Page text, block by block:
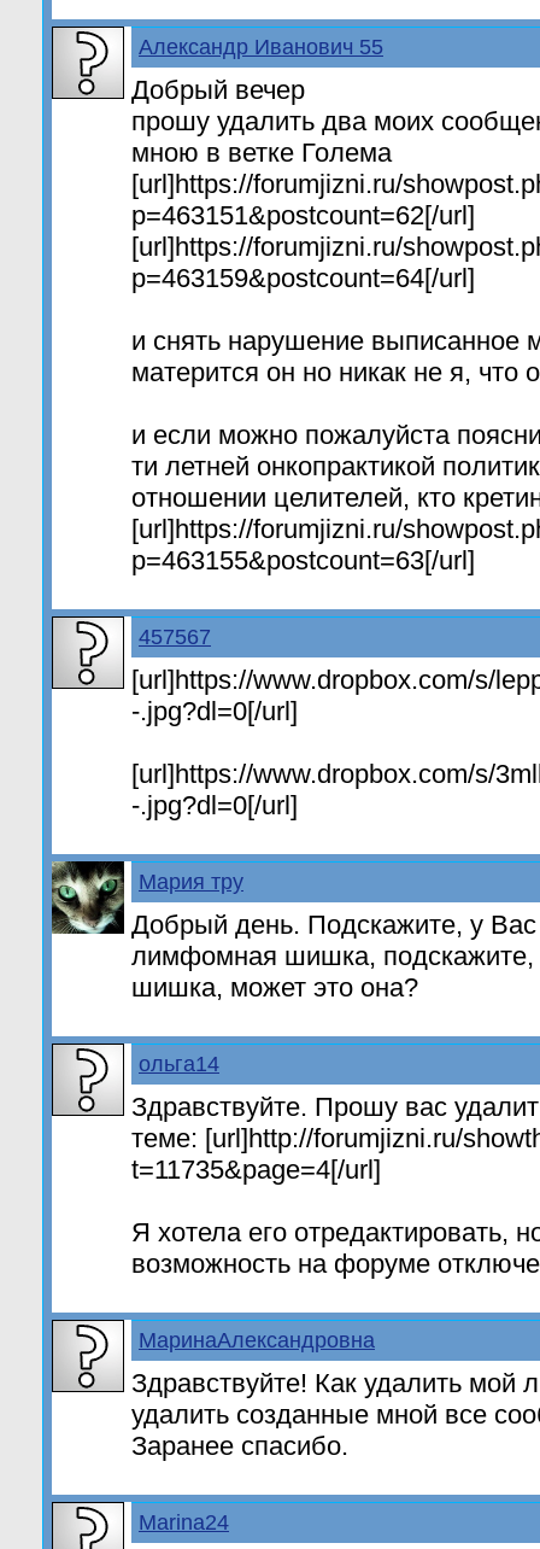
Александр Иванович 55
Добрый вечер
прошу удалить два моих
мною в ветке Голема
[url]https://forumjizni.ru/
p=463151&postcount=62[/url]
[url]https://forumjizni.ru/
p=463159&postcount=64[/url]
и снять нарушение выписанное
матерится он но никак не я, что
и если можно пожалуйста
ти летней онкопрактикой
отношении целителей, кто
[url]https://forumjizni.ru/
p=463155&postcount=63[/url]
457567
[url]https://www.dropbox.com/s/
-.jpg?dl=0[/url]
[url]https://www.dropbox.com/s/
-.jpg?dl=0[/url]
Мария тру
Добрый день. Подскажите, у
лимфомная шишка, подскажите,
шишка, может это она?
ольга14
Здравствуйте. Прошу вас
теме: [url]http://forumjizni.ru/
t=11735&page=4[/url]
Я хотела его отредактировать,
возможность на форуме
МаринаАлександровна
Здравствуйте! Как удалить мой
удалить созданные мной все
Заранее спасибо.
Marina24